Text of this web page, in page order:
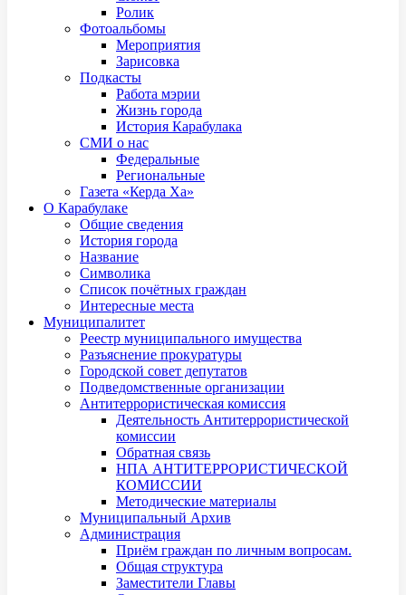
Ролик
Фотоальбомы
Мероприятия
Зарисовка
Подкасты
Работа мэрии
Жизнь города
История Карабулака
СМИ о нас
Федеральные
Региональные
Газета «Керда Ха»
О Карабулаке
Общие сведения
История города
Название
Символика
Список почётных граждан
Интересные места
Муниципалитет
Реестр муниципального имущества
Разъяснение прокуратуры
Городской совет депутатов
Подведомственные организации
Антитеррористическая комиссия
Деятельность Антитеррористической
комиссии
Обратная связь
НПА АНТИТЕРРОРИСТИЧЕСКОЙ
КОМИССИИ
Методические материалы
Муниципальный Архив
Администрация
Приём граждан по личным вопросам.
Общая структура
Заместители Главы